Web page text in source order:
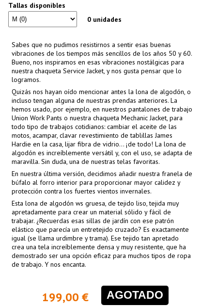
Tallas disponibles
0 unidades
Sabes que no pudimos resistirnos a sentir esas buenas
vibraciones de los tiempos más sencillos de los años 50 y 60.
Bueno, nos inspiramos en esas vibraciones nostálgicas para
nuestra chaqueta Service Jacket, y nos gusta pensar que lo
logramos.
Quizás nos hayan oído mencionar antes la lona de algodón, o
incluso tengan alguna de nuestras prendas anteriores. La
hemos usado, por ejemplo, en nuestros pantalones de trabajo
Union Work Pants o nuestra chaqueta Mechanic Jacket, para
todo tipo de trabajos cotidianos: cambiar el aceite de las
motos, acampar, clavar revestimiento de tablillas James
Hardie en la casa, lijar fibra de vidrio... ¡de todo! La lona de
algodón es increíblemente versátil y, con el uso, se adapta de
maravilla. Sin duda, una de nuestras telas favoritas.
En nuestra última versión, decidimos añadir nuestra franela de
búfalo al forro interior para proporcionar mayor calidez y
protección contra los fuertes vientos invernales.
Esta lona de algodón ws gruesa, de tejido liso, tejida muy
apretadamente para crear un material sólido y fácil de
trabajar. ¿Recuerdas esas sillas de jardín con ese patrón
elástico que parecía un entretejido cruzado? Es exactamente
igual (se llama urdimbre y trama). Ese tejido tan apretado
crea una tela increíblemente densa y muy resistente, que ha
demostrado ser una opción eficaz para muchos tipos de ropa
de trabajo. Y nos encanta.
199,00 € AGOTADO